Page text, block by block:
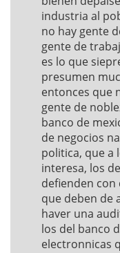
industria al
no hay gente
gente de
es lo que
presumen
entonces que
gente de
banco de
de negocios
politica, que a
interesa, los
defienden con
que deben de
haver una
los del banco
electronnicas